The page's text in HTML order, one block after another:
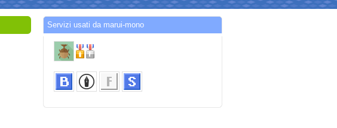
Servizi usati da marui-mono